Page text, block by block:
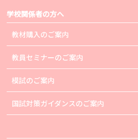
学校関係者の方へ
教材購入のご案内
教員セミナーのご案内
模試のご案内
国試対策ガイダンスのご案内